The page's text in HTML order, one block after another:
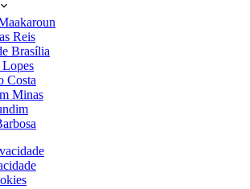
Reis
Brasília
Costa
Minas